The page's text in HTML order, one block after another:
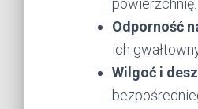
powierzchnię.
Odporność
ich
Wilgoć i